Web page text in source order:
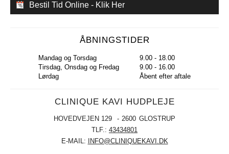
Bestil Tid Online - Klik Her
ÅBNINGSTIDER
Mandag og Torsdag
9.00 - 18.00
Tirsdag, Onsdag og Fredag
9.00 - 16.00
Lørdag
Åbent efter aftale
CLINIQUE KAVI HUDPLEJE
HOVEDVEJEN 129 2600 GLOSTRUP
TLF.: 43434801
E-MAIL:
INFO@CLINIQUEKAVI.DK